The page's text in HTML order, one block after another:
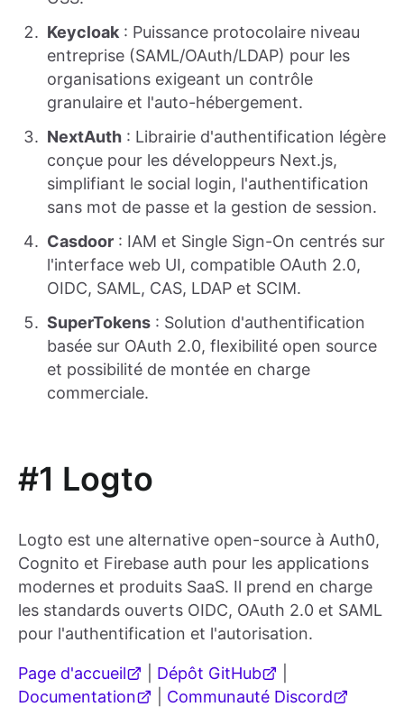
Keycloak : Puissance protocolaire niveau
entreprise (SAML/OAuth/LDAP) pour les
organisations exigeant un contrôle
granulaire et l'auto-hébergement.
NextAuth : Librairie d'authentification légère
conçue pour les développeurs Next.js,
simplifiant le social login, l'authentification
sans mot de passe et la gestion de session.
Casdoor : IAM et Single Sign-On centrés sur
l'interface web UI, compatible OAuth 2.0,
OIDC, SAML, CAS, LDAP et SCIM.
SuperTokens : Solution d'authentification
basée sur OAuth 2.0, flexibilité open source
et possibilité de montée en charge
commerciale.
#1 Logto
Logto est une alternative open-source à Auth0,
Cognito et Firebase auth pour les applications
modernes et produits SaaS. Il prend en charge
les standards ouverts OIDC, OAuth 2.0 et SAML
pour l'authentification et l'autorisation.
Page d'accueil Dépôt GitHub
Documentation
Communauté Discord